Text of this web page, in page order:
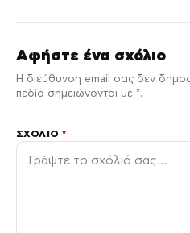
Αφήστε ένα σχόλιο
Η διεύθυνση email σας δεν
πεδία σημειώνονται με *.
ΣΧΌΛΙΟ*